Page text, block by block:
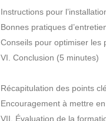
Instructions pour
Bonnes pratiques
Conseils pour optimiser les
VI. Conclusion (5 minutes)
Récapitulation des points
Encouragement à mettre
VII. Évaluation de la